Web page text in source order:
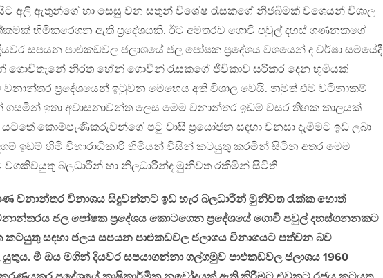
අලි ඇතුන්ගේ හා සෙසු වන සතුන් විශේෂ රැසකගේ නිජබිමක් වශෙයන් විශාල
හිමිකරෙගන ඇති ප්‍රදේශයකි. ඊට අමතරව ගොවි පවුල් දහස් ගණනකගේ
සපයන පාළුකඩවල ජලාශයේ ජල පෝෂක ප්‍රදේශය වශයෙන් ද වර්ෂා සමයේදී
ගොවිතැනේ නිරත හේන් ගොවීන් රැසකගේ ජීවිකාව සරිකර දෙන භූමියක්
වනාන්තර ප්‍රදේශයෙන් ඉටුවන මෙහෙය අති විශාල වෙයි. නමුත් එම වටිනාකම්
ඉතා අවාසනාවන්ත ලෙස මෙම වනාන්තර ඉඩම් වසර තිහක කාලයක්
යටතේ කොම්පැණිකරුවන්ගේ පටු වාසි ප්‍රයෝජන සඳහා වනසා දැමීමට ඉඩ ලබා
ඉඩම් හිමි විහාරාධිකාරී හිමියන් විසින් කටයුතු කරමින් සිටින අතර මෙම
වගකිවයුතු බලධාරීන් හා නිලධාරීන්ද මුනිවත රකිමින් සිටිති.
වනාන්තර විනාශය සිදුවන්නට ඉඩ හැර බලධාරීන් මුනිවත රැක්ක හොත්
ජල පෝෂක ප්‍රදේශය කොටගෙන ප්‍රදේශයේ ගොවි පවුල් දහස්ගනනකට
කටයුතු සඳහා ජලය සපයන පාළුකඩවල ජලාශය විනාශයට පත්වන බව
මී ඔය මගින් දියවර සපයාගන්නා ගල්ගමුව පාළුකඩවල ජලාශය 1960